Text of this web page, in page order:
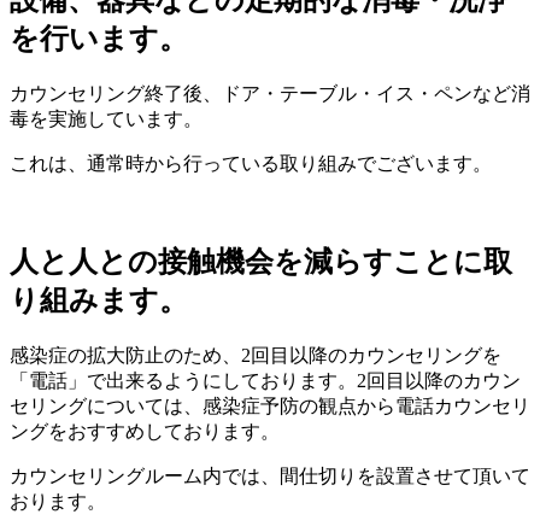
を行います。
カウンセリング終了後、ドア・テーブル・イス・ペンなど消
毒を実施しています。
これは、通常時から行っている取り組みでございます。
人と人との接触機会を減らすことに取
り組みます。
感染症の拡大防止のため、2回目以降のカウンセリングを
「電話」で出来るようにしております。2回目以降のカウン
セリングについては、感染症予防の観点から電話カウンセリ
ングをおすすめしております。
カウンセリングルーム内では、間仕切りを設置させて頂いて
おります。